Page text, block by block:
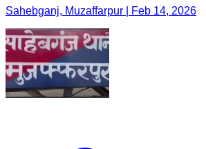
Sahebganj, Muzaffarpur | Feb 14, 2026